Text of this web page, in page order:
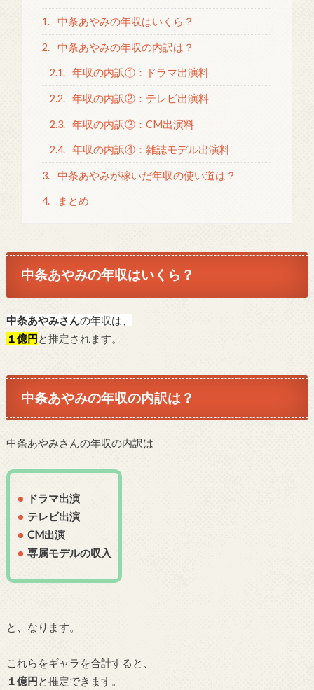
1. 中条あやみの年収はいくら？
2. 中条あやみの年収の内訳は？
2.1. 年収の内訳①：ドラマ出演料
2.2. 年収の内訳②：テレビ出演料
2.3. 年収の内訳③：CM出演料
2.4. 年収の内訳④：雑誌モデル出演料
3. 中条あやみが稼いだ年収の使い道は？
4. まとめ
中条あやみの年収はいくら？
中条あやみさんの年収は、
１億円と推定されます。
中条あやみの年収の内訳は？
中条あやみさんの年収の内訳は
ドラマ出演
テレビ出演
CM出演
専属モデルの収入
と、なります。
これらをギャラを合計すると、
１億円と推定できます。